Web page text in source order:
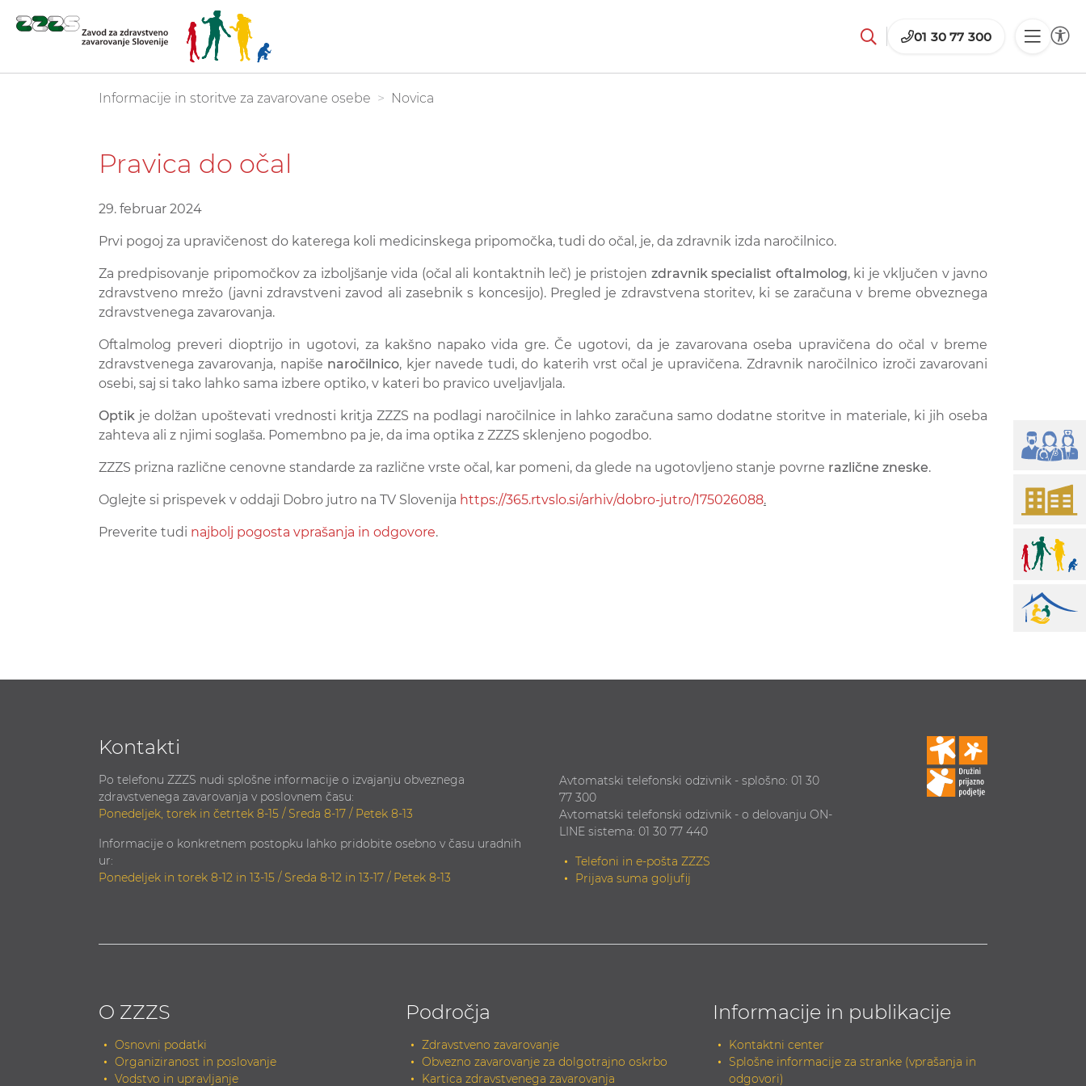
01 30 77 300
You are here:
Informacije in storitve za zavarovane osebe Novica
Pravica do očal
29. februar 2024
Prvi pogoj za upravičenost do katerega koli medicinskega pripomočka, tudi do očal, je, da zdravnik izda naročilnico.
Za predpisovanje pripomočkov za izboljšanje vida (očal ali kontaktnih leč) je pristojen zdravnik specialist oftalmolog, ki je vključen v javno
zdravstveno mrežo (javni zdravstveni zavod ali zasebnik s koncesijo). Pregled je zdravstvena storitev, ki se zaračuna v breme obveznega
zdravstvenega zavarovanja.
Oftalmolog preveri dioptrijo in ugotovi, za kakšno napako vida gre. Če ugotovi, da je zavarovana oseba upravičena do očal v breme
zdravstvenega zavarovanja, napiše naročilnico, kjer navede tudi, do katerih vrst očal je upravičena. Zdravnik naročilnico izroči zavarovani
osebi, saj si tako lahko sama izbere optiko, v kateri bo pravico uveljavljala.
Optik je dolžan upoštevati vrednosti kritja ZZZS na podlagi naročilnice in lahko zaračuna samo dodatne storitve in materiale, ki jih oseba
zahteva ali z njimi soglaša. Pomembno pa je, da ima optika z ZZZS sklenjeno pogodbo.
ZZZS prizna različne cenovne standarde za različne vrste očal, kar pomeni, da glede na ugotovljeno stanje povrne različne zneske.
Oglejte si prispevek v oddaji Dobro jutro na TV Slovenija https://365.rtvslo.si/arhiv/dobro-jutro/175026088.
Preverite tudi najbolj pogosta vprašanja in odgovore.
Kontakti
Po telefonu ZZZS nudi splošne informacije o izvajanju obveznega
zdravstvenega zavarovanja v poslovnem času:
Ponedeljek, torek in četrtek 8-15 / Sreda 8-17 / Petek 8-13
Informacije o konkretnem postopku lahko pridobite osebno v času uradnih
ur:
Ponedeljek in torek 8-12 in 13-15 / Sreda 8-12 in 13-17 / Petek 8-13
Avtomatski telefonski odzivnik - splošno: 01 30
77 300
Avtomatski telefonski odzivnik - o delovanju ON-
LINE sistema: 01 30 77 440
Telefoni in e-pošta ZZZS
Prijava suma goljufij
O ZZZS
Osnovni podatki
Organiziranost in poslovanje
Vodstvo in upravljanje
Področja
Zdravstveno zavarovanje
Obvezno zavarovanje za dolgotrajno oskrbo
Kartica zdravstvenega zavarovanja
Informacije in publikacije
Kontaktni center
Splošne informacije za stranke (vprašanja in
odgovori)